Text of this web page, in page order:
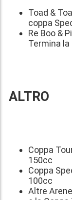
Toad &
coppa
Re Boo &
Termina
ALTRO
Coppa
150cc
Coppa
100cc
Altre